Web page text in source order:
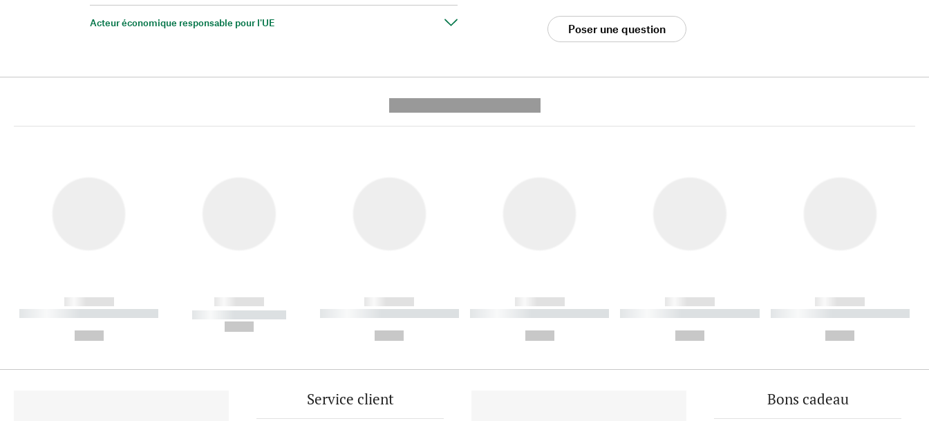
Acteur économique responsable pour l'UE Poser une question
------------
----------- ----------- ----------
------------
----------- -----------
------------
----------- ----------- ----------
------------
----------- ----------- ----------
------------
----------- ----------- ----------
------------
----------- ----------- ----------
Service client Bons cadeau